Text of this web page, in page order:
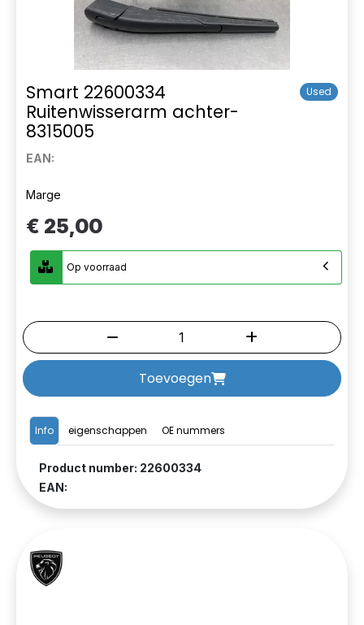
Smart 22600334
Ruitenwisserarm achter-
8315005
Used
EAN:
Info eigenschappen OE nummers
Product number: 22600334
EAN:
Marge
€ 25,00
Op voorraad
Toevoegen